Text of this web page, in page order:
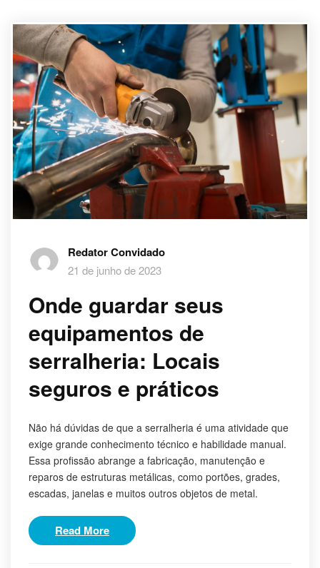
Redator Convidado
21 de junho de 2023
Onde guardar seus
equipamentos de
serralheria: Locais
seguros e práticos
Não há dúvidas de que a serralheria é uma atividade que
exige grande conhecimento técnico e habilidade manual.
Essa profissão abrange a fabricação, manutenção e
reparos de estruturas metálicas, como portões, grades,
escadas, janelas e muitos outros objetos de metal.
Read More